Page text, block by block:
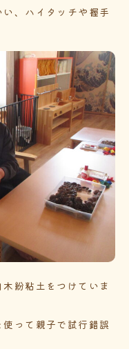
、ハイタッチや握手
紛粘土をつけていま
って親子で試行錯誤